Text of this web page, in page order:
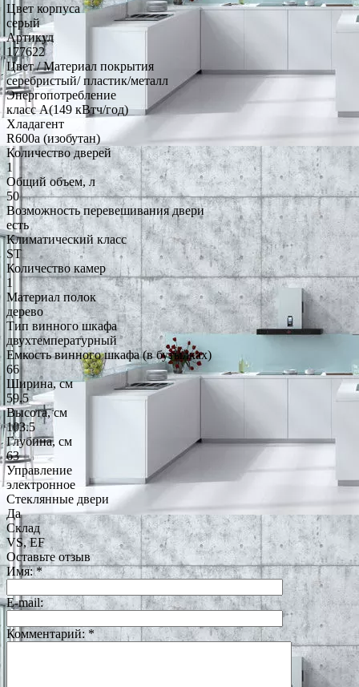
Цвет корпуса
серый
Артикул
177622
Цвет / Материал покрытия
серебристый/ пластик/металл
Энергопотребление
класс A(149 кВтч/год)
Хладагент
R600a (изобутан)
Количество дверей
1
Общий объем, л
50
Возможность перевешивания двери
есть
Климатический класс
ST
Количество камер
1
Материал полок
дерево
Тип винного шкафа
двухтемпературный
Емкость винного шкафа (в бутылках)
66
Ширина, см
59.5
Высота, см
103.5
Глубина, см
63
Управление
электронное
Стеклянные двери
Да
Склад
VS, EF
Оставьте отзыв
Имя:*
E-mail:
Комментарий:*